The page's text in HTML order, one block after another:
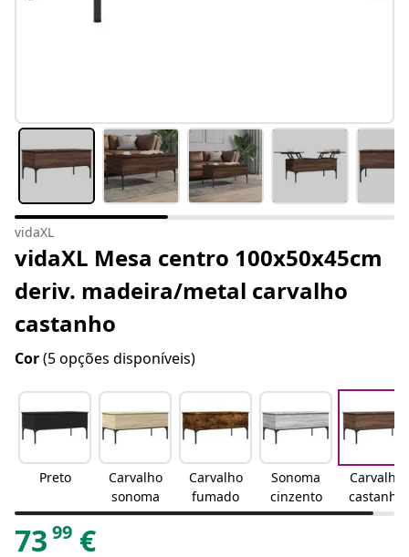
vidaXL
vidaXL Mesa centro 100x50x45cm
deriv. madeira/metal carvalho
castanho
Cor(5 opções disponíveis)
Preto
Carvalho
sonoma
Carvalho
fumado
Sonoma
cinzento
Carvalho
castanho
73 99 €